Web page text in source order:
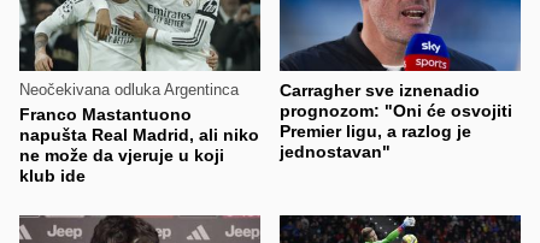
Neočekivana odluka Argentinca
Franco Mastantuono
napušta Real Madrid, ali niko
ne može da vjeruje u koji
klub ide
Carragher sve iznenadio
prognozom: "Oni će osvojiti
Premier ligu, a razlog je
jednostavan"